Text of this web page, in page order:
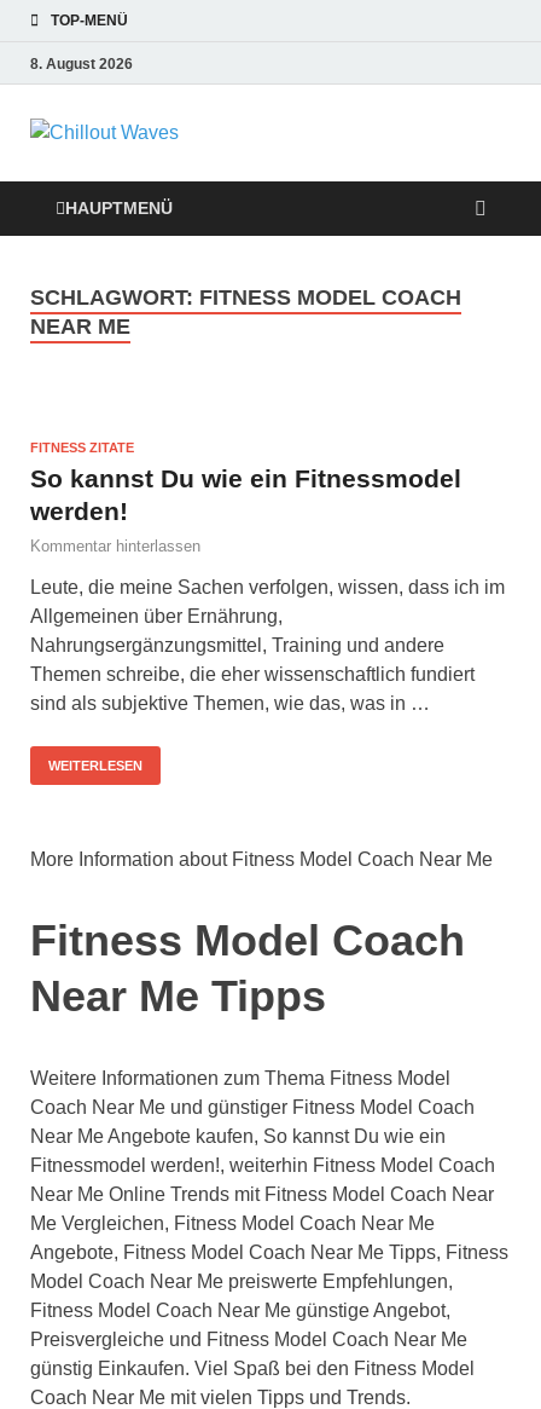
TOP-MENÜ
8. August 2026
Chillout Waves
Relaxing Music
Ferienwohnungen zum Verlieben!
HAUPTMENÜ
SCHLAGWORT: FITNESS MODEL COACH
NEAR ME
FITNESS ZITATE
So kannst Du wie ein Fitnessmodel
werden!
Kommentar hinterlassen
Leute, die meine Sachen verfolgen, wissen, dass ich im
Allgemeinen über Ernährung,
Nahrungsergänzungsmittel, Training und andere
Themen schreibe, die eher wissenschaftlich fundiert
sind als subjektive Themen, wie das, was in …
WEITERLESEN
More Information about Fitness Model Coach Near Me
Fitness Model Coach
Near Me Tipps
Weitere Informationen zum Thema Fitness Model
Coach Near Me und günstiger Fitness Model Coach
Near Me Angebote kaufen, So kannst Du wie ein
Fitnessmodel werden!, weiterhin Fitness Model Coach
Near Me Online Trends mit Fitness Model Coach Near
Me Vergleichen, Fitness Model Coach Near Me
Angebote, Fitness Model Coach Near Me Tipps, Fitness
Model Coach Near Me preiswerte Empfehlungen,
Fitness Model Coach Near Me günstige Angebot,
Preisvergleiche und Fitness Model Coach Near Me
günstig Einkaufen. Viel Spaß bei den Fitness Model
Coach Near Me mit vielen Tipps und Trends.